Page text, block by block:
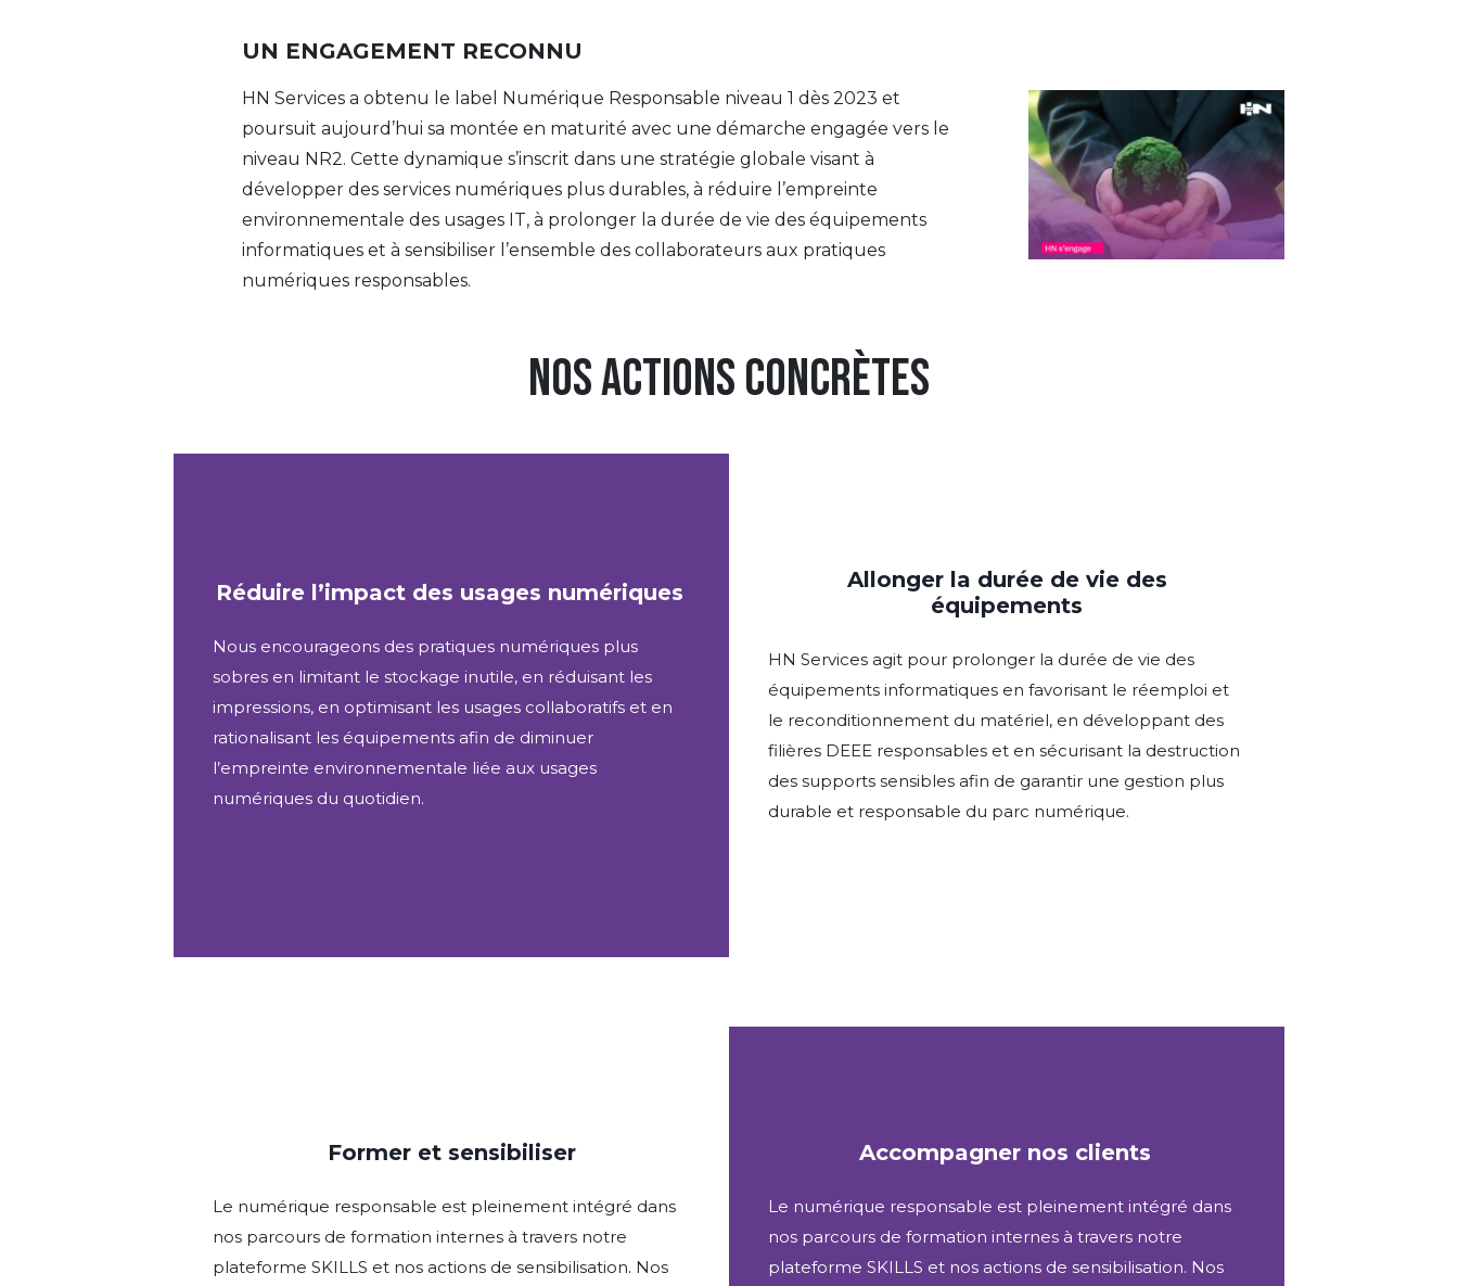
UN ENGAGEMENT RECONNU
HN Services a obtenu le label Numérique Responsable niveau 1 dès 2023 et
poursuit aujourd’hui sa montée en maturité avec une démarche engagée vers le
niveau NR2. Cette dynamique s’inscrit dans une stratégie globale visant à
développer des services numériques plus durables, à réduire l’empreinte
environnementale des usages IT, à prolonger la durée de vie des équipements
informatiques et à sensibiliser l’ensemble des collaborateurs aux pratiques
numériques responsables.
NOS ACTIONS CONCRÈTES
Réduire l’impact des usages numériques
Nous encourageons des pratiques numériques plus
sobres en limitant le stockage inutile, en réduisant les
impressions, en optimisant les usages collaboratifs et en
rationalisant les équipements afin de diminuer
l’empreinte environnementale liée aux usages
numériques du quotidien.
Allonger la durée de vie des
équipements
HN Services agit pour prolonger la durée de vie des
équipements informatiques en favorisant le réemploi et
le reconditionnement du matériel, en développant des
filières DEEE responsables et en sécurisant la destruction
des supports sensibles afin de garantir une gestion plus
durable et responsable du parc numérique.
Former et sensibiliser
Le numérique responsable est pleinement intégré dans
nos parcours de formation internes à travers notre
plateforme SKILLS et nos actions de sensibilisation. Nos
Accompagner nos clients
Le numérique responsable est pleinement intégré dans
nos parcours de formation internes à travers notre
plateforme SKILLS et nos actions de sensibilisation. Nos